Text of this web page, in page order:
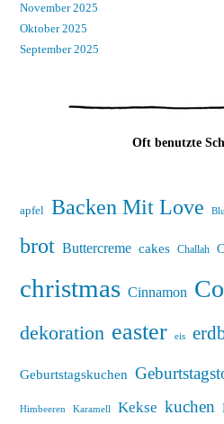
November 2025
Oktober 2025
September 2025
Oft benutzte
apfel Backen Mit Love
brot Buttercreme cakes Challah
christmas Cinnamon
dekoration easter eis
Geburtstagskuchen
Himbeeren Karamell Kekse kuchen